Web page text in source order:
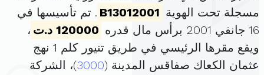
مسجلة تحت الهوية B13012001 . تم تأسيسها في
16 جانفي 2001 برأس مال قدره
120000 د.ت
،
ويقع مقرها الرئيسي في طريق تنيور كلم 1 نهج
عثمان الكعاك صفاقس المدينة (3000)، الشركة